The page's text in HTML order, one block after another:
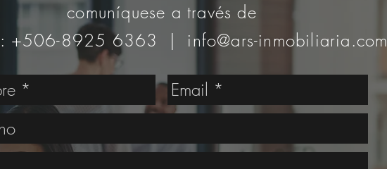
comuníquese a través de
: +506-8925 6363 | info@ars-inmobiliaria.com